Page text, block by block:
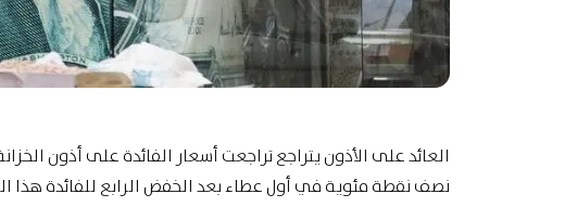
العائد على الأذون يتراجع تراجعت أسعار الفائدة
نصف نقطة مئوية في أول عطاء بعد الخفض الرابع للفائدة هذا